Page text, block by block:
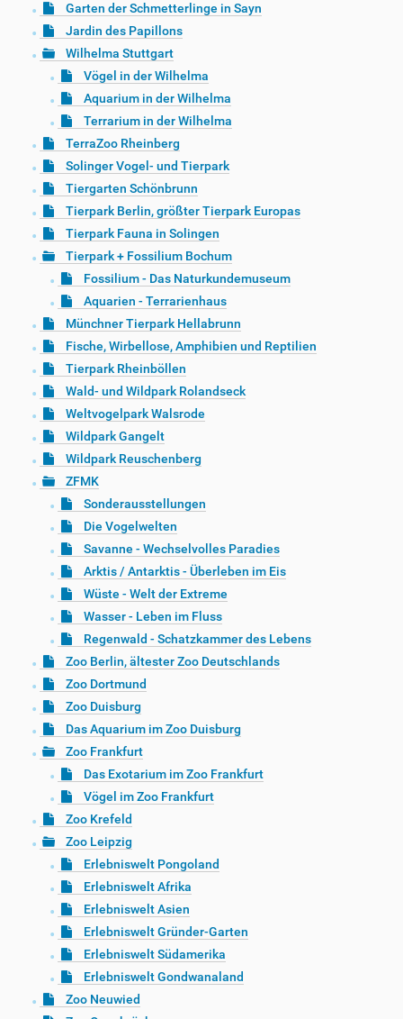
Garten der Schmetterlinge in Sayn
Jardin des Papillons
Wilhelma Stuttgart
Vögel in der Wilhelma
Aquarium in der Wilhelma
Terrarium in der Wilhelma
TerraZoo Rheinberg
Solinger Vogel- und Tierpark
Tiergarten Schönbrunn
Tierpark Berlin, größter Tierpark Europas
Tierpark Fauna in Solingen
Tierpark + Fossilium Bochum
Fossilium - Das Naturkundemuseum
Aquarien - Terrarienhaus
Münchner Tierpark Hellabrunn
Fische, Wirbellose, Amphibien und Reptilien
Tierpark Rheinböllen
Wald- und Wildpark Rolandseck
Weltvogelpark Walsrode
Wildpark Gangelt
Wildpark Reuschenberg
ZFMK
Sonderausstellungen
Die Vogelwelten
Savanne - Wechselvolles Paradies
Arktis / Antarktis - Überleben im Eis
Wüste - Welt der Extreme
Wasser - Leben im Fluss
Regenwald - Schatzkammer des Lebens
Zoo Berlin, ältester Zoo Deutschlands
Zoo Dortmund
Zoo Duisburg
Das Aquarium im Zoo Duisburg
Zoo Frankfurt
Das Exotarium im Zoo Frankfurt
Vögel im Zoo Frankfurt
Zoo Krefeld
Zoo Leipzig
Erlebniswelt Pongoland
Erlebniswelt Afrika
Erlebniswelt Asien
Erlebniswelt Gründer-Garten
Erlebniswelt Südamerika
Erlebniswelt Gondwanaland
Zoo Neuwied